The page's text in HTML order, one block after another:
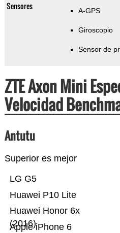
Sensores A-GPS
Giroscopio
Sensor de
ZTE Axon Mini
Velocidad
Antutu
Superior es mejor
Apple iPhone 6
Huawei Honor 6x
(2016)
Huawei P10 Lite
LG G5